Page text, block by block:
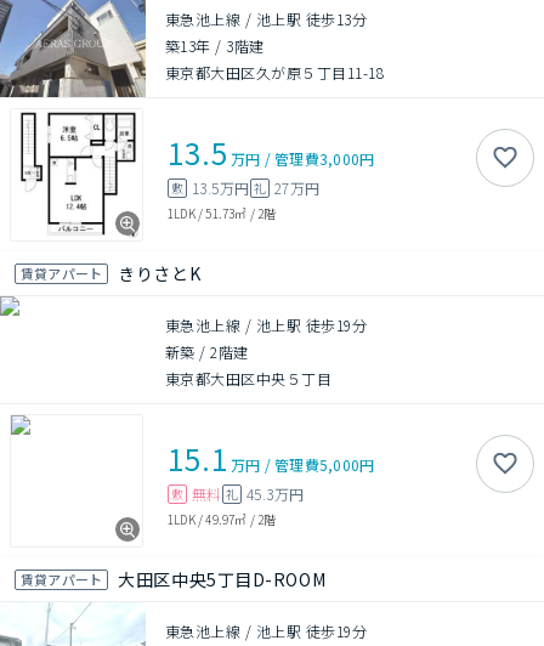
東急池上線 / 池上駅 徒歩13分
築13年 / 3階建
東京都大田区久が原５丁目11-18
13.5 万円 /管理費3,000円
敷 13.5万円 礼 27万円
1LDK/51.73㎡ / 2階
賃貸アパート きりさとK
東急池上線 / 池上駅 徒歩19分
新築 /2階建
東京都大田区中央５丁目
15.1 万円 /管理費5,000円
敷 無料 礼 45.3万円
1LDK/49.97㎡ / 2階
賃貸アパート 大田区中央5丁目D-ROOM
東急池上線 / 池上駅 徒歩19分